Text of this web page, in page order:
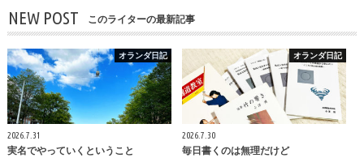
NEW POST このライターの最新記事
オランダ日記
2026.7.31
実名でやっていくということ
オランダ日記
2026.7.30
毎日書くのは無理だけど